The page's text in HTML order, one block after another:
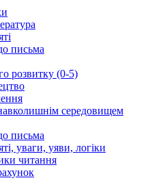
письма
розвитку (0-5)
середовищем
письма
уваги, уяви, логіки
читання